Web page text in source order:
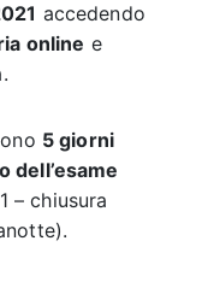
accedendo
online e
5 giorni
dell’esame
– chiusura